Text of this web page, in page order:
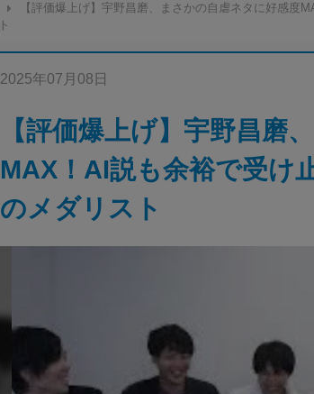
【評価爆上げ】宇野昌磨、まさかの自虐ネタに好感度
ト
2025年07月08日
【評価爆上げ】宇野昌磨
MAX！AI説も余裕で受け
のメダリスト